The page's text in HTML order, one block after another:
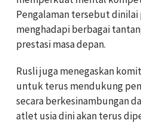
Pengalaman tersebut
menghadapi berbagai
prestasi masa depan.
Rusli juga menegaskan
untuk terus mendukung
secara berkesinambungan
atlet usia dini akan terus